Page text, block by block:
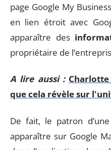
page Google My
en lien étroit avec
apparaître des
propriétaire de
A lire aussi :
que cela révèle sur
De fait, le patron
apparaître sur Google